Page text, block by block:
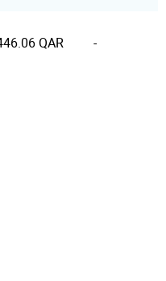
QAR -